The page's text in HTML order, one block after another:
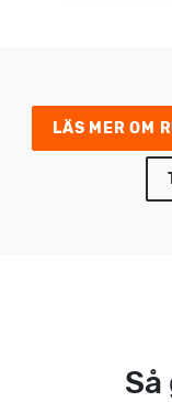
LÄS MER OM